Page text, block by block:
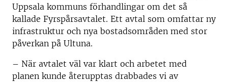
Uppsala kommuns förhandlingar om det så
kallade Fyrspårsavtalet. Ett avtal som omfattar ny
infrastruktur och nya bostadsområden med stor
påverkan på Ultuna.
– När avtalet väl var klart och arbetet med
planen kunde återupptas drabbades vi av